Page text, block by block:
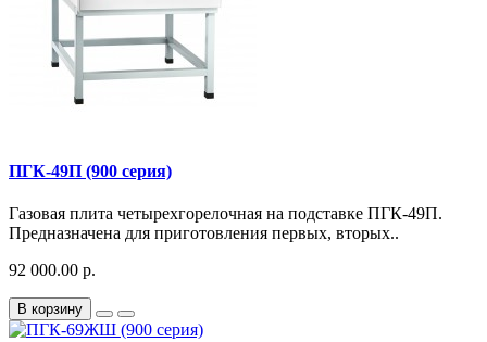
ПГК-49П (900 серия)
Газовая плита четырехгорелочная на подставке ПГК-49П.
Предназначена для приготовления первых, вторых..
92 000.00 р.
В корзину